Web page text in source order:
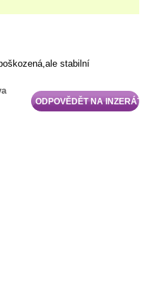
stabilní